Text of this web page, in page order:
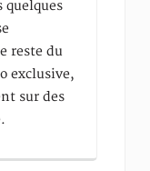
quelques
reste du
exclusive,
sur des